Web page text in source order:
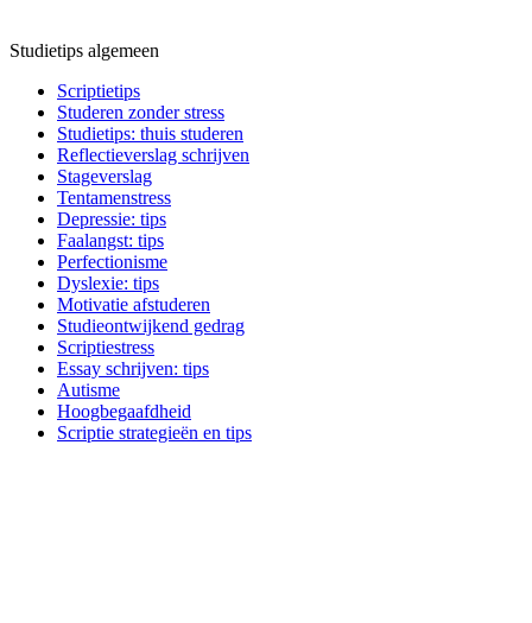
Studietips algemeen
Scriptietips
Studeren zonder stress
Studietips: thuis studeren
Reflectieverslag schrijven
Stageverslag
Tentamenstress
Depressie: tips
Faalangst: tips
Perfectionisme
Dyslexie: tips
Motivatie afstuderen
Studieontwijkend gedrag
Scriptiestress
Essay schrijven: tips
Autisme
Hoogbegaafdheid
Scriptie strategieën en tips